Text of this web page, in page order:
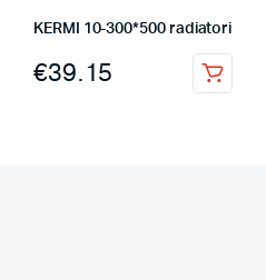
KERMI 10-300*500 radiatori
€39.15